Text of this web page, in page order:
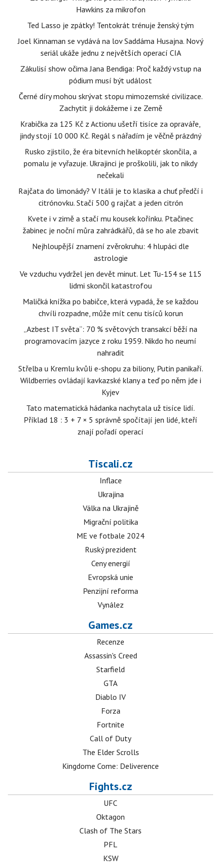
Hawkins za mikrofon
Ted Lasso je zpátky! Tentokrát trénuje ženský tým
Joel Kinnaman se vydává na lov Saddáma Husajna. Nový
seriál ukáže jednu z největších operací CIA
Zákulisí show očima Jana Bendiga: Proč každý vstup na
pódium musí být událost
Černé díry mohou skrývat stopu mimozemské civilizace.
Zachytit ji dokážeme i ze Země
Krabička za 125 Kč z Actionu ušetří tisíce za opraváře,
jindy stojí 10 000 Kč. Regál s nářadím je věčně prázdný
Rusko zjistilo, že éra bitevních helikoptér skončila, a
pomalu je vyřazuje. Ukrajinci je proškolili, jak to nikdy
nečekali
Rajčata do limonády? V Itálii je to klasika a chuť předčí i
citrónovku. Stačí 500 g rajčat a jeden citrón
Kvete i v zimě a stačí mu kousek kořínku. Ptačinec
žabinec je noční můra zahrádkářů, dá se ho ale zbavit
Nejhloupější znamení zvěrokruhu: 4 hlupáci dle
astrologie
Ve vzduchu vydržel jen devět minut. Let Tu-154 se 115
lidmi skončil katastrofou
Maličká knížka po babičce, která vypadá, že se každou
chvíli rozpadne, může mít cenu tisíců korun
„Azbest IT světa“: 70 % světových transakcí běží na
programovacím jazyce z roku 1959. Nikdo ho neumí
nahradit
Střelba u Kremlu kvůli e-shopu za biliony, Putin panikaří.
Wildberries ovládají kavkazské klany a teď po něm jde i
Kyjev
Tato matematická hádanka nachytala už tisíce lidí.
Příklad 18 : 3 + 7 × 5 správně spočítají jen lidé, kteří
znají pořadí operací
Tiscali.cz
Inflace
Ukrajina
Válka na Ukrajině
Migrační politika
ME ve fotbale 2024
Ruský prezident
Ceny energií
Evropská unie
Penzijní reforma
Vynález
Games.cz
Recenze
Assassin's Creed
Starfield
GTA
Diablo IV
Forza
Fortnite
Call of Duty
The Elder Scrolls
Kingdome Come: Deliverence
Fights.cz
UFC
Oktagon
Clash of The Stars
PFL
KSW